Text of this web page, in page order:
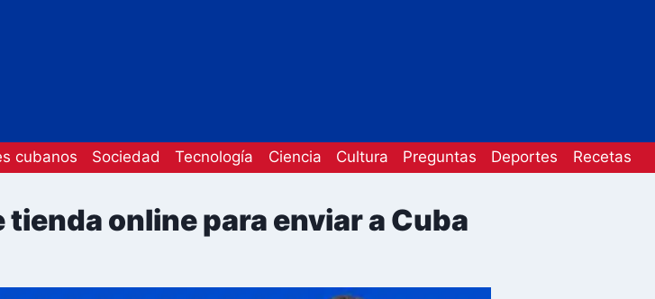
cubanos Sociedad Tecnología Ciencia Cultura Preguntas Deportes Recetas
online para enviar a Cuba